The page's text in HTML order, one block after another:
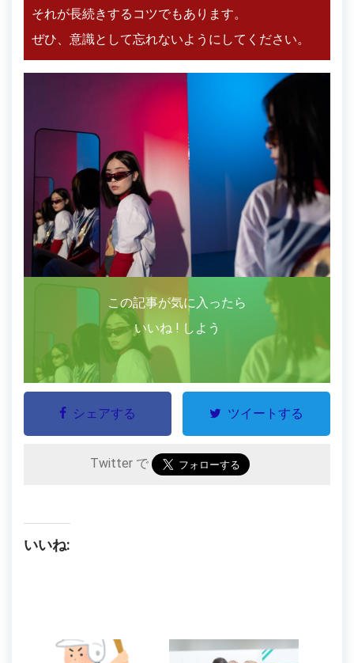
それが長続きするコツでもあります。
ぜひ、意識として忘れないようにしてください。
この記事が気に入ったら
いいね ! しよう
シェアする ツイートする
Twitter で
いいね: